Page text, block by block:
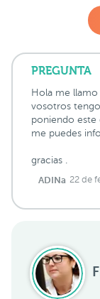
PREGUNTA
Hola me
vosotros
poniendo este
me puedes
gracias .
ADINa 22 de